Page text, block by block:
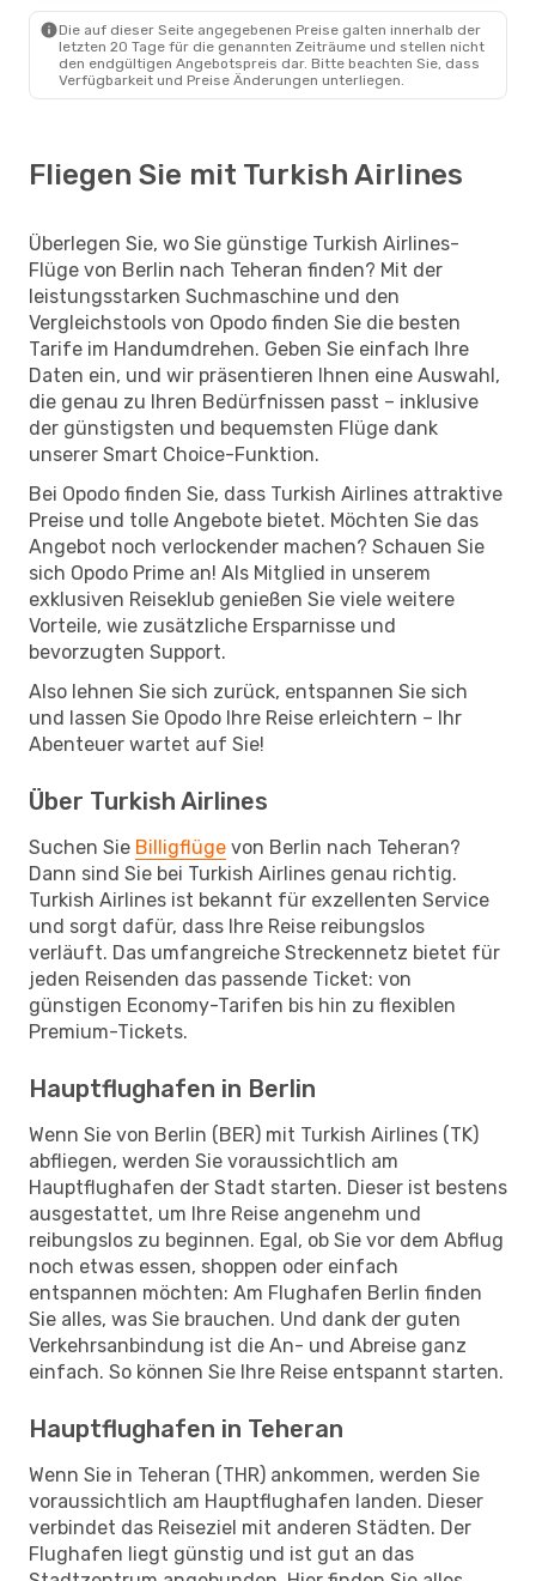
Die auf dieser Seite angegebenen Preise galten innerhalb der
letzten 20 Tage für die genannten Zeiträume und stellen nicht
den endgültigen Angebotspreis dar. Bitte beachten Sie, dass
Verfügbarkeit und Preise Änderungen unterliegen.
Fliegen Sie mit Turkish Airlines
Überlegen Sie, wo Sie günstige Turkish Airlines-
Flüge von Berlin nach Teheran finden? Mit der
leistungsstarken Suchmaschine und den
Vergleichstools von Opodo finden Sie die besten
Tarife im Handumdrehen. Geben Sie einfach Ihre
Daten ein, und wir präsentieren Ihnen eine Auswahl,
die genau zu Ihren Bedürfnissen passt – inklusive
der günstigsten und bequemsten Flüge dank
unserer Smart Choice-Funktion.
Bei Opodo finden Sie, dass Turkish Airlines attraktive
Preise und tolle Angebote bietet. Möchten Sie das
Angebot noch verlockender machen? Schauen Sie
sich Opodo Prime an! Als Mitglied in unserem
exklusiven Reiseklub genießen Sie viele weitere
Vorteile, wie zusätzliche Ersparnisse und
bevorzugten Support.
Also lehnen Sie sich zurück, entspannen Sie sich
und lassen Sie Opodo Ihre Reise erleichtern – Ihr
Abenteuer wartet auf Sie!
Über Turkish Airlines
Suchen Sie Billigflüge von Berlin nach Teheran?
Dann sind Sie bei Turkish Airlines genau richtig.
Turkish Airlines ist bekannt für exzellenten Service
und sorgt dafür, dass Ihre Reise reibungslos
verläuft. Das umfangreiche Streckennetz bietet für
jeden Reisenden das passende Ticket: von
günstigen Economy-Tarifen bis hin zu flexiblen
Premium-Tickets.
Hauptflughafen in Berlin
Wenn Sie von Berlin (BER) mit Turkish Airlines (TK)
abfliegen, werden Sie voraussichtlich am
Hauptflughafen der Stadt starten. Dieser ist bestens
ausgestattet, um Ihre Reise angenehm und
reibungslos zu beginnen. Egal, ob Sie vor dem Abflug
noch etwas essen, shoppen oder einfach
entspannen möchten: Am Flughafen Berlin finden
Sie alles, was Sie brauchen. Und dank der guten
Verkehrsanbindung ist die An- und Abreise ganz
einfach. So können Sie Ihre Reise entspannt starten.
Hauptflughafen in Teheran
Wenn Sie in Teheran (THR) ankommen, werden Sie
voraussichtlich am Hauptflughafen landen. Dieser
verbindet das Reiseziel mit anderen Städten. Der
Flughafen liegt günstig und ist gut an das